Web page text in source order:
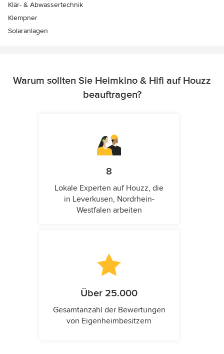
Klär- & Abwassertechnik
Klempner
Solaranlagen
Warum sollten Sie Heimkino & Hifi auf Houzz
beauftragen?
8
Lokale Experten auf Houzz, die
in Leverkusen, Nordrhein-
Westfalen arbeiten
Über 25.000
Gesamtanzahl der Bewertungen
von Eigenheimbesitzern